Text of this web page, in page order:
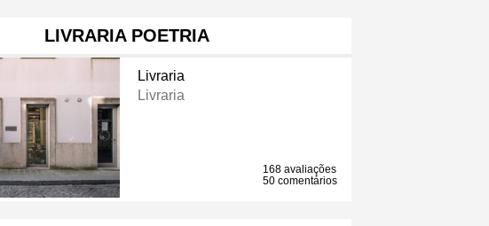
LIVRARIA POETRIA
Livraria
Livraria
168 avaliações
50 comentários